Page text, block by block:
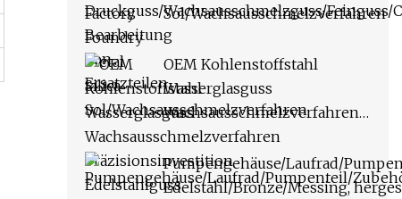
Sol/Wachsausschmelzverfahren
OEM Kohlenstoffstahl
Wasserglasguss
Wachsausschmelzverfahren
Präzisionsinvestition
Edelstahlguss
Pumpengehäuse/Laufrad/
Edelstahl/Bronze/Messing,